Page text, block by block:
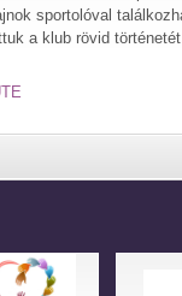
sportolóval
a klub rövid